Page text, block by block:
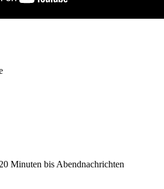
Minuten bis Abendnachrichten